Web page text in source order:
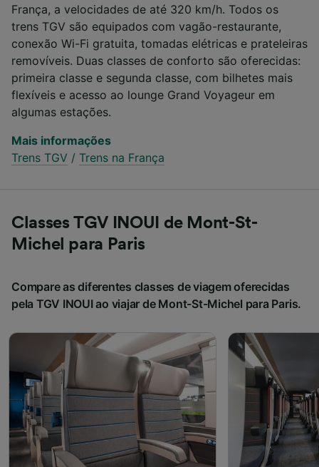
França, a velocidades de até 320 km/h. Todos os
trens TGV são equipados com vagão-restaurante,
conexão Wi-Fi gratuita, tomadas elétricas e prateleiras
removíveis. Duas classes de conforto são oferecidas:
primeira classe e segunda classe, com bilhetes mais
flexíveis e acesso ao lounge Grand Voyageur em
algumas estações.
Mais informações
Trens TGV / Trens na França
Classes TGV INOUI de Mont-St-
Michel para Paris
Compare as diferentes classes de viagem oferecidas
pela TGV INOUI ao viajar de Mont-St-Michel para Paris.